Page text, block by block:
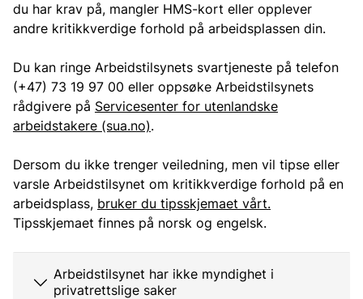
du har krav på, mangler HMS-kort eller opplever
andre kritikkverdige forhold på arbeidsplassen din.
Du kan ringe Arbeidstilsynets svartjeneste på telefon
(+47) 73 19 97 00 eller oppsøke Arbeidstilsynets
rådgivere på Servicesenter for utenlandske
arbeidstakere (sua.no).
Dersom du ikke trenger veiledning, men vil tipse eller
varsle Arbeidstilsynet om kritikkverdige forhold på en
arbeidsplass, bruker du tipsskjemaet vårt.
Tipsskjemaet finnes på norsk og engelsk.
Arbeidstilsynet har ikke myndighet i
privatrettslige saker